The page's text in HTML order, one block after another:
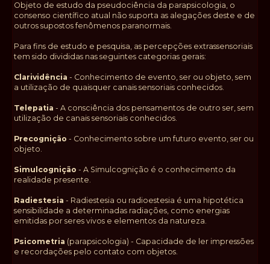
Objeto de estudo da pseudociência da parapsicologia, o
consenso científico atual não suporta as alegações deste e de
outros supostos fenômenos paranormais.
Para fins de estudo e pesquisa, as percepções extrassensoriais
tem sido divididas nas seguintes categorias gerais:
Clarividência - Conhecimento de evento, ser ou objeto, sem
a utilização de quaisquer canais sensoriais conhecidos.
Telepatia - A consciência dos pensamentos de outro ser, sem
utilização de canais sensoriais conhecidos.
Precognição - Conhecimento sobre um futuro evento, ser ou
objeto.
Simulcognição - A Simulcognição é o conhecimento da
realidade presente.
Radiestesia - Radiestesia ou radioestesia é uma hipotética
sensibilidade a determinadas radiações, como energias
emitidas por seres vivos e elementos da natureza.
Psicometria (parapsicologia) - Capacidade de ler impressões
e recordações pelo contato com objetos.